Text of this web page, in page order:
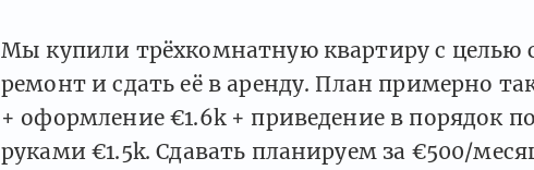
Мы купили трёхкомнатную квартиру с целью
ремонт и сдать её в аренду. План примерно
+ оформление €1.6k + приведение в порядок
руками €1.5k. Сдавать планируем за €500/